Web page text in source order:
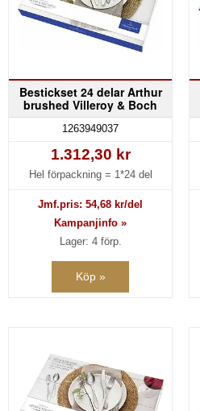
Bestickset 24 delar Arthur
brushed Villeroy & Boch
1263949037
1.312,30 kr
Hel förpackning = 1*24 del
Jmf.pris: 54,68 kr/del
Kampanjinfo »
Lager: 4 förp.
Köp »